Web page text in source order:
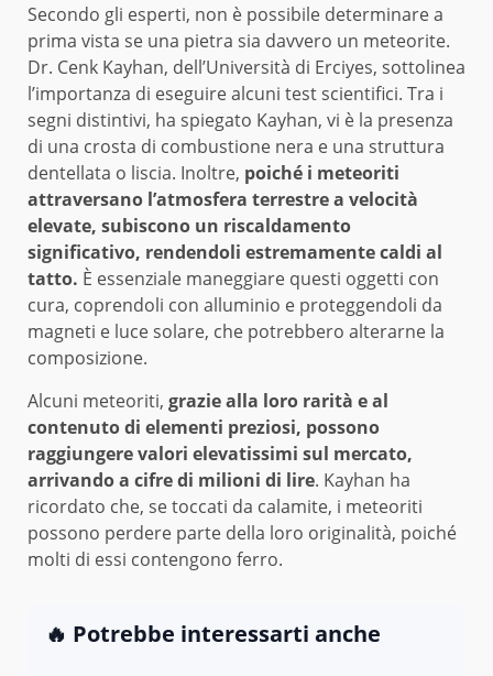
Secondo gli esperti, non è possibile determinare a
prima vista se una pietra sia davvero un meteorite.
Dr. Cenk Kayhan, dell’Università di Erciyes, sottolinea
l’importanza di eseguire alcuni test scientifici. Tra i
segni distintivi, ha spiegato Kayhan, vi è la presenza
di una crosta di combustione nera e una struttura
dentellata o liscia. Inoltre, poiché i meteoriti
attraversano l’atmosfera terrestre a velocità
elevate, subiscono un riscaldamento
significativo, rendendoli estremamente caldi al
tatto. È essenziale maneggiare questi oggetti con
cura, coprendoli con alluminio e proteggendoli da
magneti e luce solare, che potrebbero alterarne la
composizione.
Alcuni meteoriti, grazie alla loro rarità e al
contenuto di elementi preziosi, possono
raggiungere valori elevatissimi sul mercato,
arrivando a cifre di milioni di lire. Kayhan ha
ricordato che, se toccati da calamite, i meteoriti
possono perdere parte della loro originalità, poiché
molti di essi contengono ferro.
🔥 Potrebbe interessarti anche